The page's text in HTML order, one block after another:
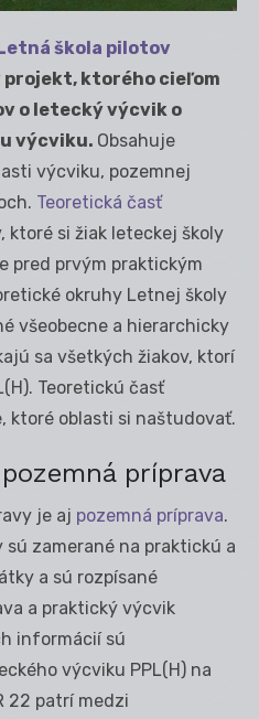
škola pilotov
projekt, ktorého cieľom
o letecký výcvik o
výcviku. Obsahuje
výcviku, pozemnej
Teoretická časť
ktoré si žiak leteckej školy
pred prvým praktickým
okruhy Letnej školy
všeobecne a hierarchicky
sa všetkých žiakov, ktorí
Teoretickú časť
ktoré oblasti si naštudovať.
príprava
je aj pozemná príprava.
zamerané na praktickú a
a sú rozpísané
a praktický výcvik
informácií sú
výcviku PPL(H) na
22 patrí medzi